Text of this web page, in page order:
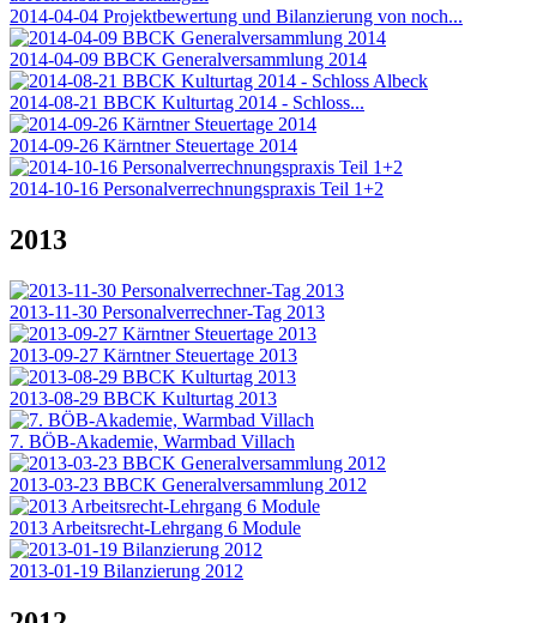
2014-04-04 Projektbewertung und Bilanzierung von noch...
2014-04-09 BBCK Generalversammlung 2014
2014-08-21 BBCK Kulturtag 2014 - Schloss...
2014-09-26 Kärntner Steuertage 2014
2014-10-16 Personalverrechnungspraxis Teil 1+2
2013
2013-11-30 Personalverrechner-Tag 2013
2013-09-27 Kärntner Steuertage 2013
2013-08-29 BBCK Kulturtag 2013
7. BÖB-Akademie, Warmbad Villach
2013-03-23 BBCK Generalversammlung 2012
2013 Arbeitsrecht-Lehrgang 6 Module
2013-01-19 Bilanzierung 2012